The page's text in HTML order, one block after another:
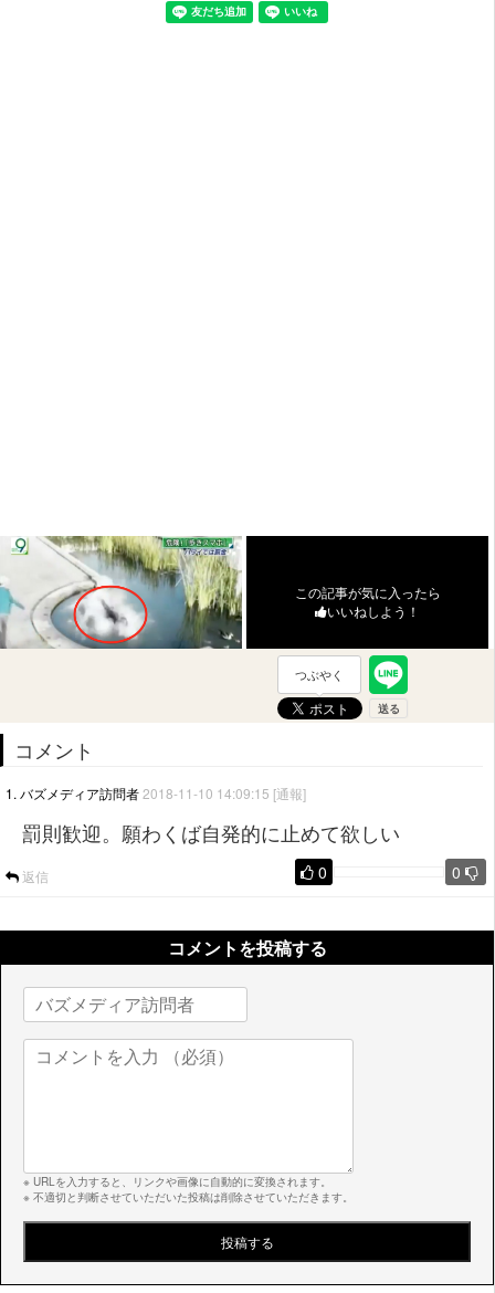
この記事が気に入ったら
いいねしよう！
つぶやく
コメント
1. バズメディア訪問者2018-11-10 14:09:15 [通報]
罰則歓迎。願わくば自発的に止めて欲しい
0 0
返信
コメントを投稿する
※ URLを入力すると、リンクや画像に自動的に変換されます。
※ 不適切と判断させていただいた投稿は削除させていただきます。